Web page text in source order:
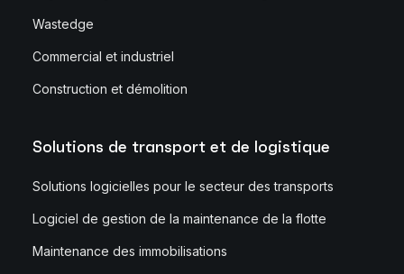
Wastedge
Commercial et industriel
Construction et démolition
Solutions de transport et de logistique
Solutions logicielles pour le secteur des transports
Logiciel de gestion de la maintenance de la flotte
Maintenance des immobilisations